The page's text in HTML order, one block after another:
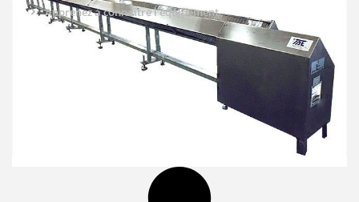
Apprenez à connaître l'équipement